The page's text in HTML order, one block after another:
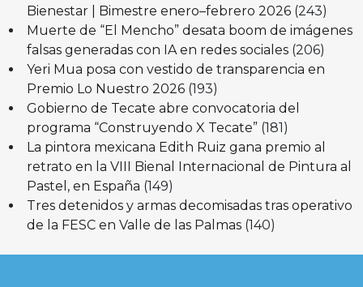
Bienestar | Bimestre enero–febrero 2026 (243)
Muerte de “El Mencho” desata boom de imágenes
falsas generadas con IA en redes sociales (206)
Yeri Mua posa con vestido de transparencia en
Premio Lo Nuestro 2026 (193)
Gobierno de Tecate abre convocatoria del
programa “Construyendo X Tecate” (181)
La pintora mexicana Edith Ruiz gana premio al
retrato en la VIII Bienal Internacional de Pintura al
Pastel, en España (149)
Tres detenidos y armas decomisadas tras operativo
de la FESC en Valle de las Palmas (140)